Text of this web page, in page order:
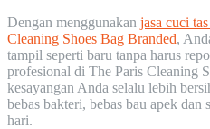
Dengan menggunakan jasa cuci
Cleaning Shoes Bag Branded,
tampil seperti baru tanpa harus
profesional di The Paris Cleaning
kesayangan Anda selalu lebih
bebas bakteri, bebas bau apek
hari.